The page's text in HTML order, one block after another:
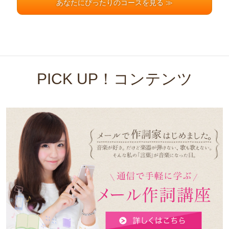
あなたにぴったりのコースを見る ≫
PICK UP！コンテンツ